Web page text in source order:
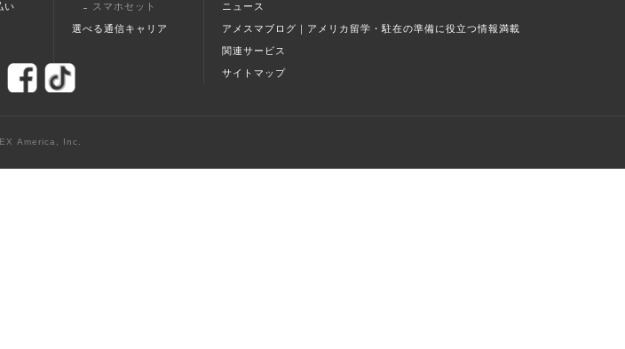
い スマホセット
選べる通信キャリア
ニュース
アメスマブログ｜アメリカ留学・駐在の準備に役立つ情報満載
関連サービス
サイトマップ
America, Inc.